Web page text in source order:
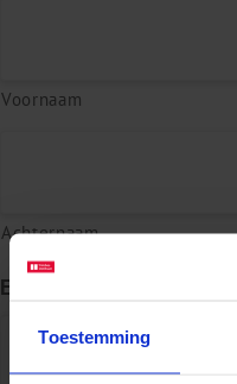
Toestemming
Voornaam
Achternaam
E-mailadres